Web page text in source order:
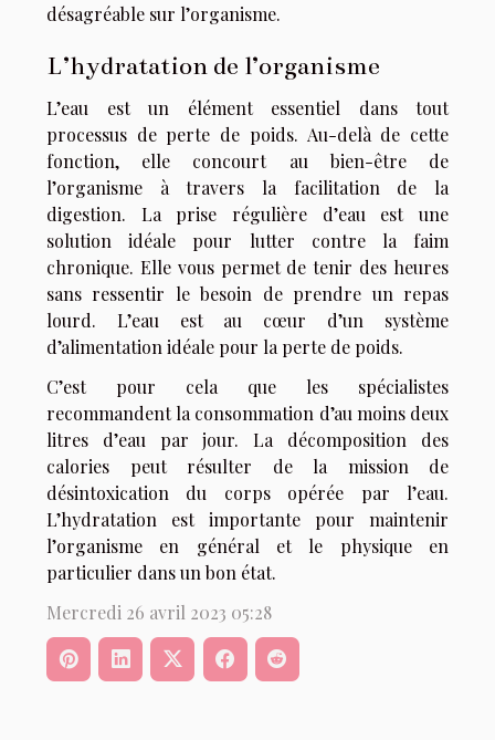
désagréable sur l’organisme.
L’hydratation de l’organisme
L’eau est un élément essentiel dans tout
processus de perte de poids. Au-delà de cette
fonction, elle concourt au bien-être de
l’organisme à travers la facilitation de la
digestion. La prise régulière d’eau est une
solution idéale pour lutter contre la faim
chronique. Elle vous permet de tenir des heures
sans ressentir le besoin de prendre un repas
lourd. L’eau est au cœur d’un système
d’alimentation idéale pour la perte de poids.
C’est pour cela que les spécialistes
recommandent la consommation d’au moins deux
litres d’eau par jour. La décomposition des
calories peut résulter de la mission de
désintoxication du corps opérée par l’eau.
L’hydratation est importante pour maintenir
l’organisme en général et le physique en
particulier dans un bon état.
Mercredi 26 avril 2023 05:28